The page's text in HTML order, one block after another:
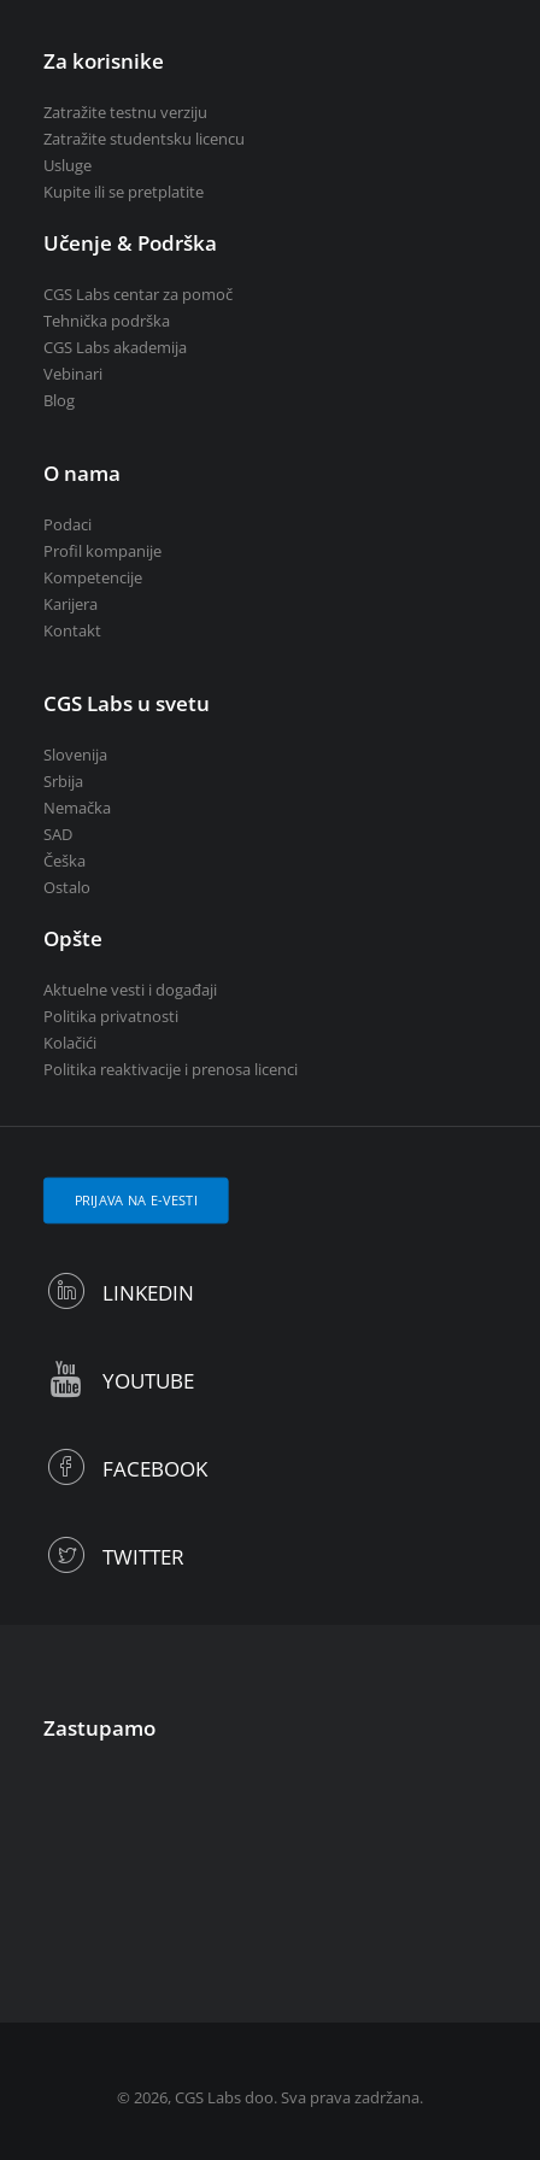
Za korisnike
Zatražite testnu verziju
Zatražite studentsku licencu
Usluge
Kupite ili se pretplatite
Učenje & Podrška
CGS Labs centar za pomoč
Tehnička podrška
CGS Labs akademija
Vebinari
Blog
O nama
Podaci
Profil kompanije
Kompetencije
Karijera
Kontakt
CGS Labs u svetu
Slovenija
Srbija
Nemačka
SAD
Češka
Ostalo
Opšte
Aktuelne vesti i događaji
Politika privatnosti
Kolačići
Politika reaktivacije i prenosa licenci
PRIJAVA NA E-VESTI
LINKEDIN
YOUTUBE
FACEBOOK
TWITTER
Zastupamo
Zatražite testnu verziju
Kupite ili se pretplatite
© 2026, CGS Labs doo. Sva prava zadržana.